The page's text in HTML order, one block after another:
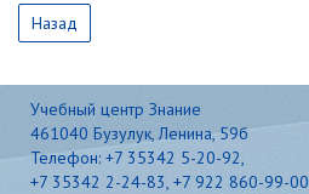
Назад
Учебный центр Знание
461040 Бузулук, Ленина, 59б
Телефон: +7 35342 5-20-92,
+7 35342 2-24-83, +7 922 860-99-00